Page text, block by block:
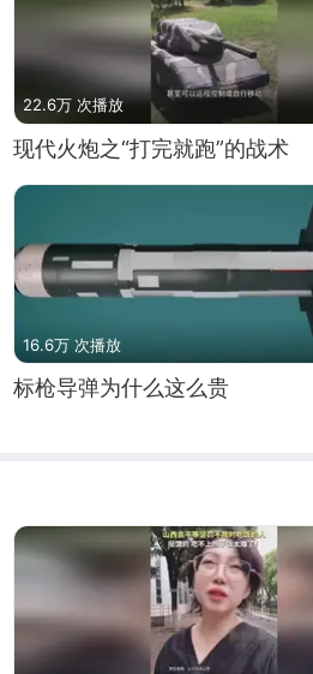
22.6万 次播放
现代火炮之“打完就跑”的战术
16.6万 次播放
标枪导弹为什么这么贵